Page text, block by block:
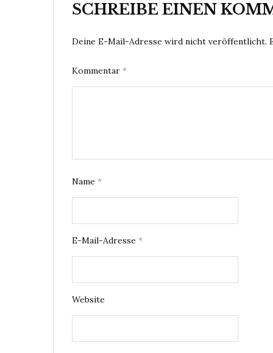
SCHREIBE EINEN
Deine E-Mail-Adresse wird nicht veröffentlicht.
Kommentar *
Name *
E-Mail-Adresse *
Website